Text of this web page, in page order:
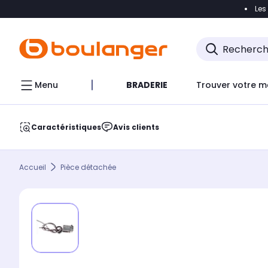
Accéder
Menu BRADERIE Trouver votre
Caractéristiques Avis clients
Accueil Pièce détachée